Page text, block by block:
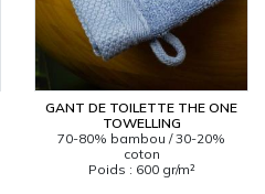
GANT DE TOILETTE THE ONE
TOWELLING
70-80% bambou / 30-20%
coton
Poids : 600 gr/m²